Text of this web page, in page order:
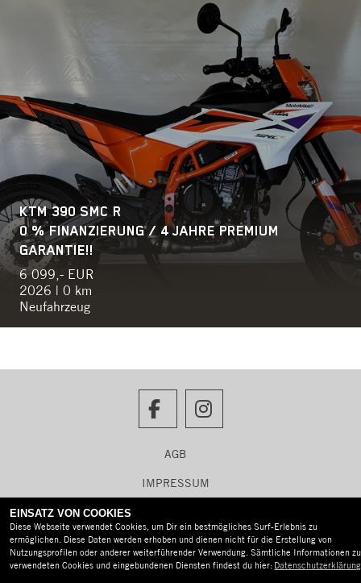
KTM 390 SMC R
0 % FINANZIERUNG / 4 JAHRE PREMIUM
GARANTIE!!
6 099,- EUR
2026 | 0 km
Neufahrzeug
AGB
IMPRESSUM
DISCLAIMER
BARRIEREFREIHEIT
EINSATZ VON COOKIES
Diese Webseite verwendet Cookies, um Dir ein bestmögliches Surf-Erlebnis zu
ermöglichen. Diese Daten werden erhoben und dienen nicht für die Erstellung von
Nutzungsprofilen oder anderer weiterführender Verwendung. Sämtliche Informationen zu
verwendeten Cookies und eingebundenen Diensten findest du hier: Datenschutzerklärung